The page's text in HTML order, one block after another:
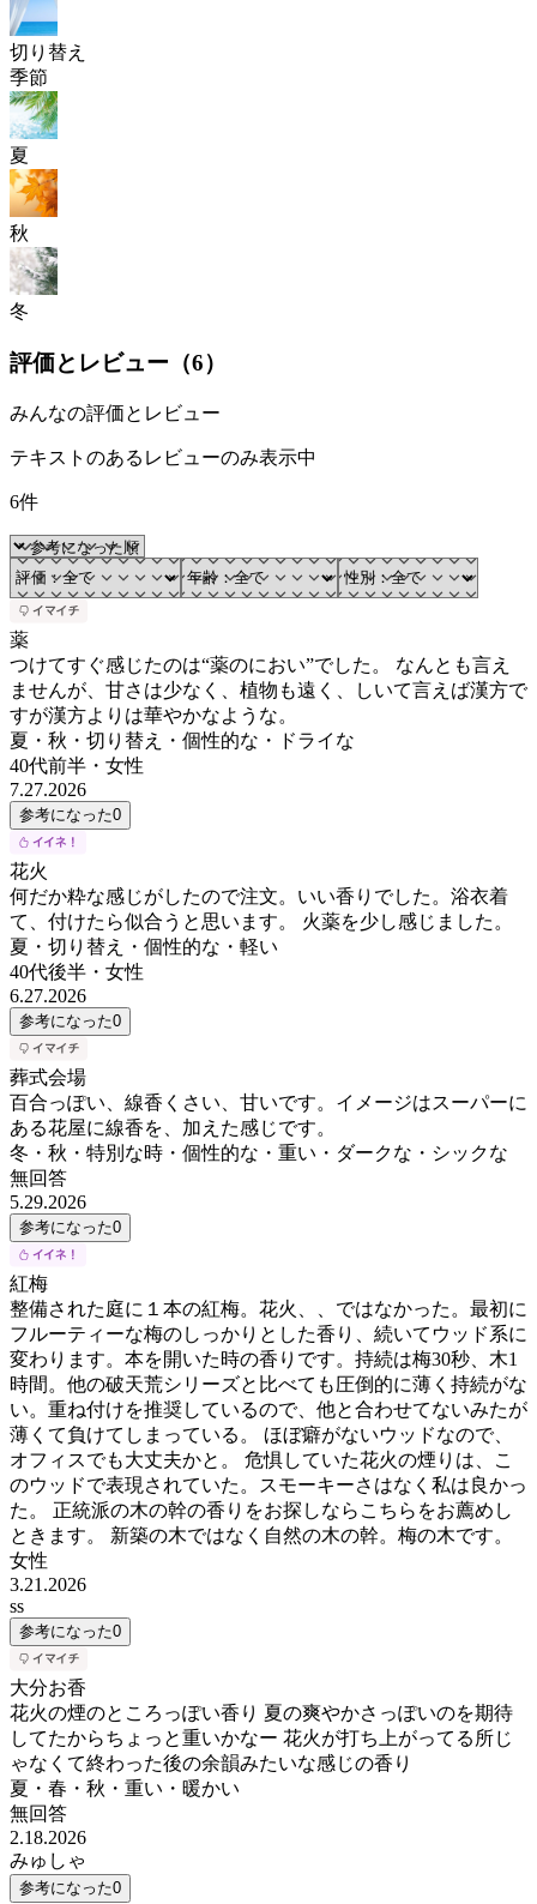
切り替え
季節
夏
秋
冬
評価とレビュー（6）
みんなの評価とレビュー
テキストのあるレビューのみ表示中
6件
薬
つけてすぐ感じたのは“薬のにおい”でした。 なんとも言え
ませんが、甘さは少なく、植物も遠く、しいて言えば漢方で
すが漢方よりは華やかなような。
夏・秋・切り替え・個性的な・ドライな
40代前半 ・ 女性
7.27.2026
参考になった0
花火
何だか粋な感じがしたので注文。いい香りでした。浴衣着
て、付けたら似合うと思います。 火薬を少し感じました。
夏・切り替え・個性的な・軽い
40代後半 ・ 女性
6.27.2026
参考になった0
葬式会場
百合っぽい、線香くさい、甘いです。イメージはスーパーに
ある花屋に線香を、加えた感じです。
冬・秋・特別な時・個性的な・重い・ダークな・シックな
無回答
5.29.2026
参考になった0
紅梅
整備された庭に１本の紅梅。花火、、ではなかった。最初に
フルーティーな梅のしっかりとした香り、続いてウッド系に
変わります。本を開いた時の香りです。持続は梅30秒、木1
時間。他の破天荒シリーズと比べても圧倒的に薄く持続がな
い。重ね付けを推奨しているので、他と合わせてないみたが
薄くて負けてしまっている。 ほぼ癖がないウッドなので、
オフィスでも大丈夫かと。 危惧していた花火の煙りは、こ
のウッドで表現されていた。スモーキーさはなく私は良かっ
た。 正統派の木の幹の香りをお探しならこちらをお薦めし
ときます。 新築の木ではなく自然の木の幹。梅の木です。
女性
3.21.2026
ss
参考になった0
大分お香
花火の煙のところっぽい香り 夏の爽やかさっぽいのを期待
してたからちょっと重いかなー 花火が打ち上がってる所じ
ゃなくて終わった後の余韻みたいな感じの香り
夏・春・秋・重い・暖かい
無回答
2.18.2026
みゅしゃ
参考になった0